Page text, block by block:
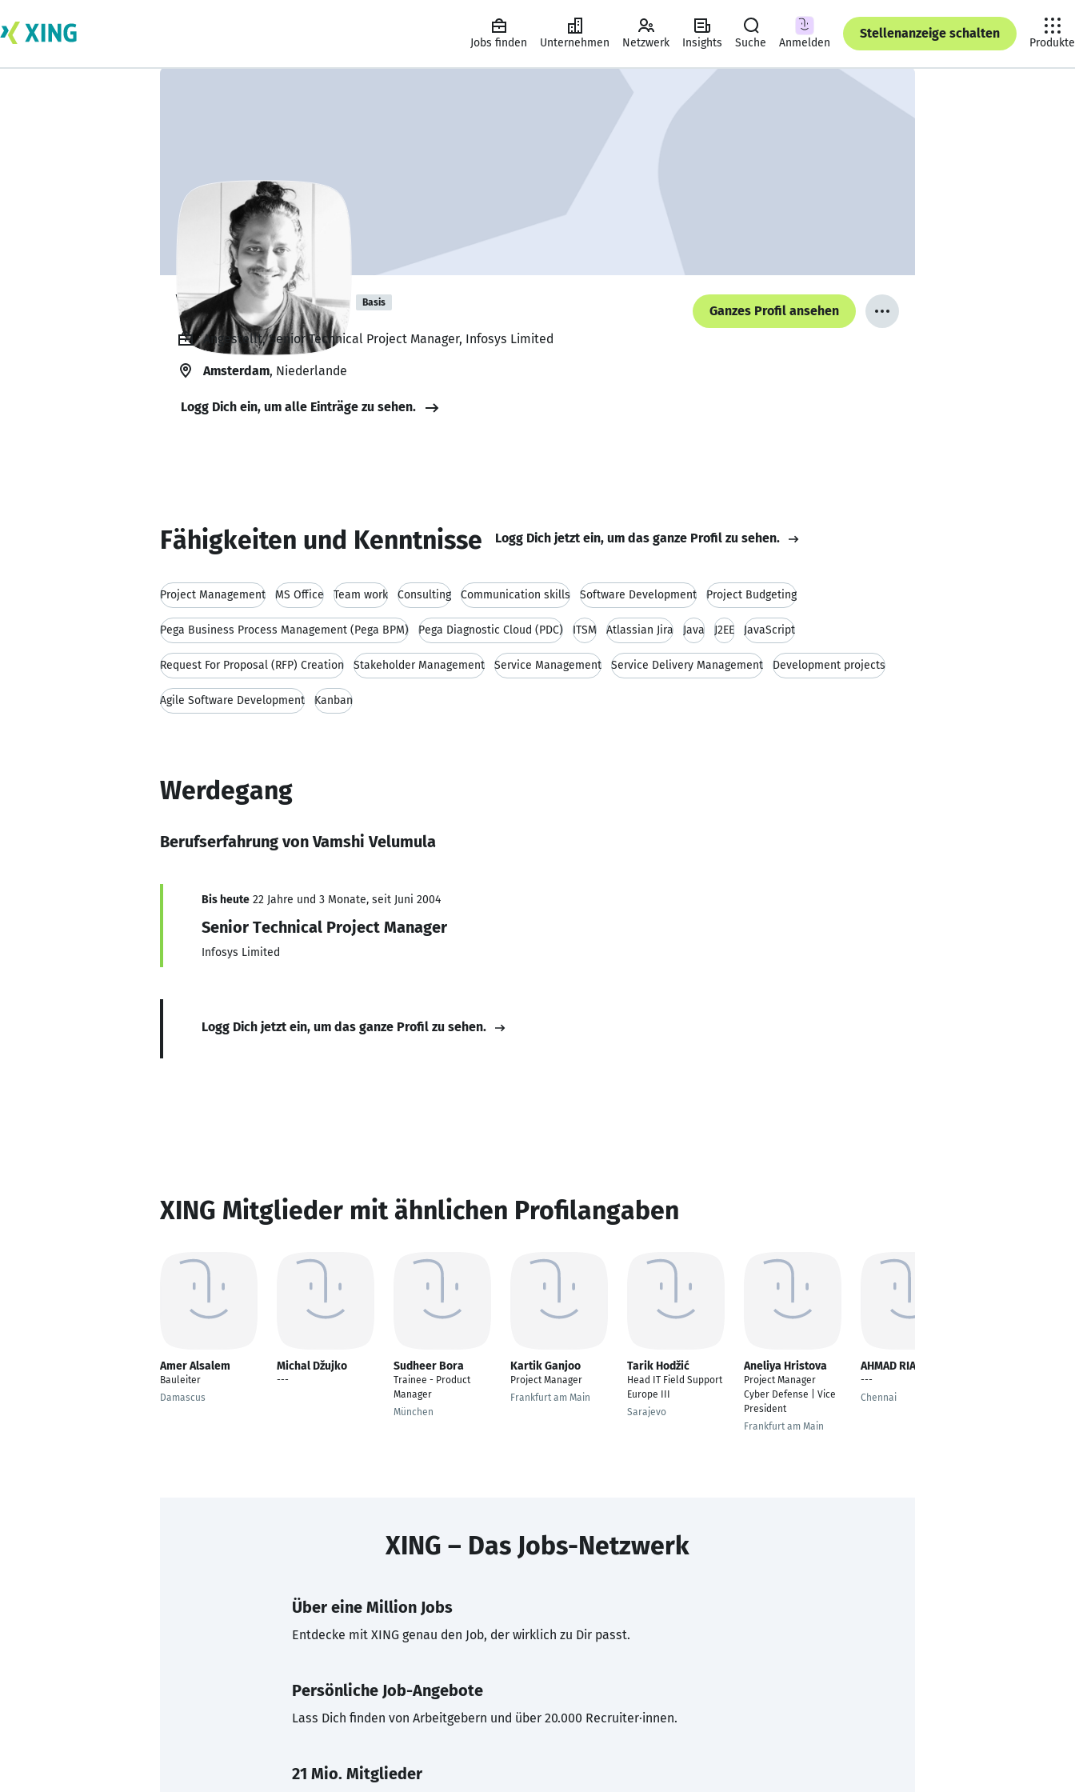
Jobs finden Unternehmen Netzwerk Insights Suche Anmelden
Stellenanzeige schalten
Produkte
Vamshi Velumula Basis
Ganzes Profil ansehen
Angestellt, Senior Technical Project Manager, Infosys Limited
Amsterdam, Niederlande
Logg Dich ein, um alle Einträge zu sehen.
Fähigkeiten und Kenntnisse Logg Dich jetzt ein, um das ganze Profil zu sehen.
Project Management MS Office Team work Consulting Communication skills Software Development Project Budgeting
Pega Business Process Management (Pega BPM) Pega Diagnostic Cloud (PDC) ITSM Atlassian Jira Java J2EE JavaScript
Request For Proposal (RFP) Creation Stakeholder Management Service Management Service Delivery Management Development projects
Agile Software Development Kanban
Werdegang
Berufserfahrung von Vamshi Velumula
Bis heute 22 Jahre und 3 Monate, seit Juni 2004
Senior Technical Project Manager
Infosys Limited
Logg Dich jetzt ein, um das ganze Profil zu sehen.
XING Mitglieder mit ähnlichen Profilangaben
Amer Alsalem
Bauleiter
Damascus
Michal Džujko
---
Sudheer Bora
Trainee - Product
Manager
München
Kartik Ganjoo
Project Manager
Frankfurt am Main
Tarik Hodžić
Head IT Field Support
Europe III
Sarajevo
Aneliya Hristova
Project Manager
Cyber Defense | Vice
President
Frankfurt am Main
AHMAD RIAZUDDIN
---
Chennai
XING – Das Jobs-Netzwerk
Über eine Million Jobs
Entdecke mit XING genau den Job, der wirklich zu Dir passt.
Persönliche Job-Angebote
Lass Dich finden von Arbeitgebern und über 20.000 Recruiter·innen.
21 Mio. Mitglieder